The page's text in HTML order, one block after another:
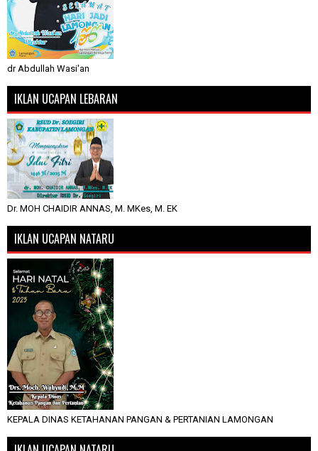
dr Abdullah Wasi'an
IKLAN UCAPAN LEBARAN
Dr. MOH CHAIDIR ANNAS, M. MKes, M. EK
IKLAN UCAPAN NATARU
KEPALA DINAS KETAHANAN PANGAN & PERTANIAN LAMONGAN